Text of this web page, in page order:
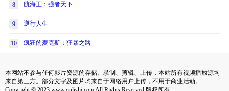
8 航海王：强者天下
9 逆行人生
10 疯狂的麦克斯：狂暴之路
本网站不参与任何影片资源的存储、录制、剪辑、上传，本站所有视频播放源均
来自第三方。部分文字及图片均来自于网络用户上传，不用于商业活动。